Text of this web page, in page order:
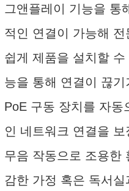
그앤플레이 기능을 통
적인 연결이 가능해
쉽게 제품을 설치할 수
능을 통해 연결이 끊
PoE 구동 장치를 자동
인 네트워크 연결을
무음 작동으로 조용한
감한 가정 혹은 독서